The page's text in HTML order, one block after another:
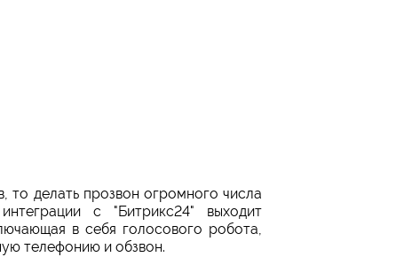
то делать прозвон огромного числа
с "Битрикс24" выходит
в себя голосового робота,
телефонию и обзвон.